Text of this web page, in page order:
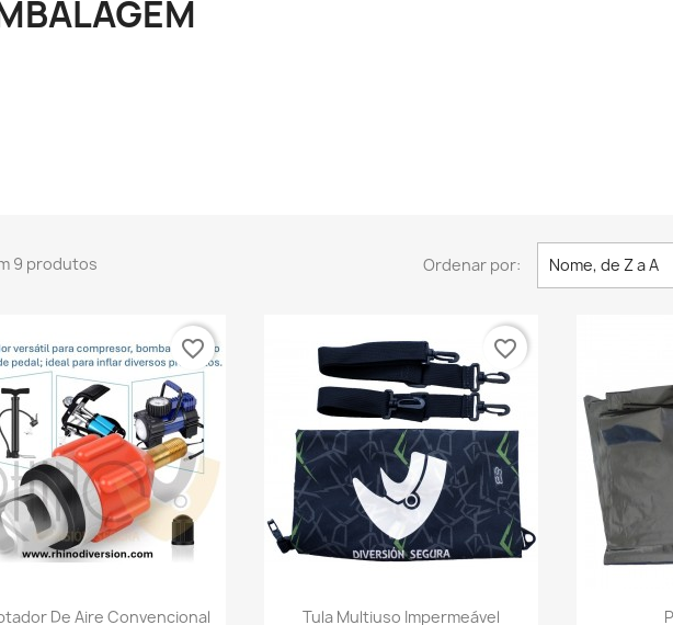
9 produtos Ordenar por: Nome, de Z a A
Visualização rápida
De Aire Convencional
favorite_border
Visualização rápida
Tula Multiuso Impermeável
favorite_border